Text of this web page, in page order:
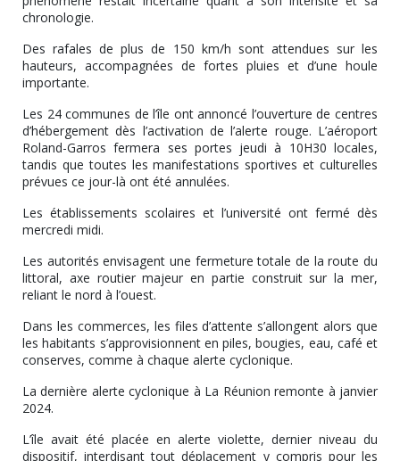
chronologie.
Des rafales de plus de 150 km/h sont attendues sur les
hauteurs, accompagnées de fortes pluies et d’une houle
importante.
Les 24 communes de l’île ont annoncé l’ouverture de centres
d’hébergement dès l’activation de l’alerte rouge. L’aéroport
Roland-Garros fermera ses portes jeudi à 10H30 locales,
tandis que toutes les manifestations sportives et culturelles
prévues ce jour-là ont été annulées.
Les établissements scolaires et l’université ont fermé dès
mercredi midi.
Les autorités envisagent une fermeture totale de la route du
littoral, axe routier majeur en partie construit sur la mer,
reliant le nord à l’ouest.
Dans les commerces, les files d’attente s’allongent alors que
les habitants s’approvisionnent en piles, bougies, eau, café et
conserves, comme à chaque alerte cyclonique.
La dernière alerte cyclonique à La Réunion remonte à janvier
2024.
L’île avait été placée en alerte violette, dernier niveau du
dispositif, interdisant tout déplacement y compris pour les